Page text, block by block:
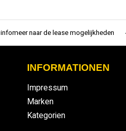
infomeer naar de lease mogelijkheden
INFORMATIONEN
Impressum
Marken
Kategorien